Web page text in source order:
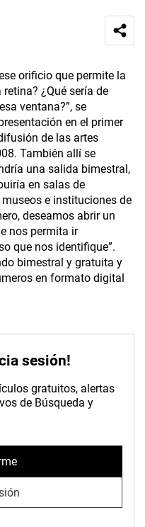
orificio que permite la
¿Qué sería de
ventana?”, se
en el primer
de las artes
También allí se
una salida bimestral,
en salas de
e instituciones de
deseamos abrir un
nos permita ir
que nos identifique”.
bimestral y gratuita y
en formato digital
sesión!
gratuitos, alertas
de Búsqueda y